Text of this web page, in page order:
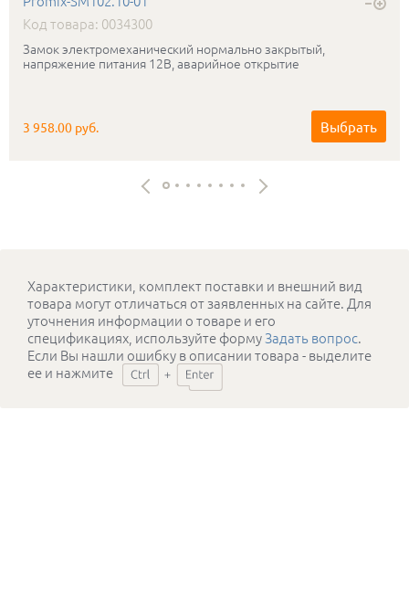
Код товара: 0034300
Замок электромеханический нормально закрытый,
напряжение питания 12В, аварийное открытие
3 958.00 руб. Выбрать
Характеристики, комплект поставки и внешний вид
товара могут отличаться от заявленных на сайте. Для
уточнения информации о товаре и его
спецификациях, используйте формуЗадать вопрос.
Если Вы нашли ошибку в описании товара - выделите
ее и нажмите